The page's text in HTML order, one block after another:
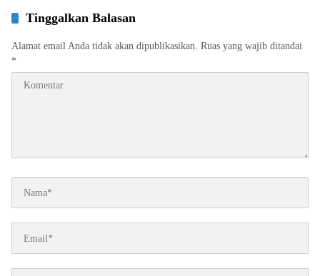
Tinggalkan Balasan
Alamat email Anda tidak akan dipublikasikan. Ruas yang wajib ditandai
*